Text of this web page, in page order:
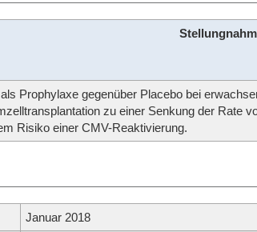
Prophylaxe gegenüber Placebo bei
zu einer Senkung der Rate
Risiko einer CMV-Reaktivierung.
Januar 2018